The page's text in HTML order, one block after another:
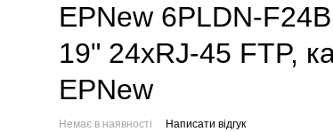
EPNew 6PLDN-
19" 24xRJ-45 FTP,
EPNew
Немає в наявності Написати відгук